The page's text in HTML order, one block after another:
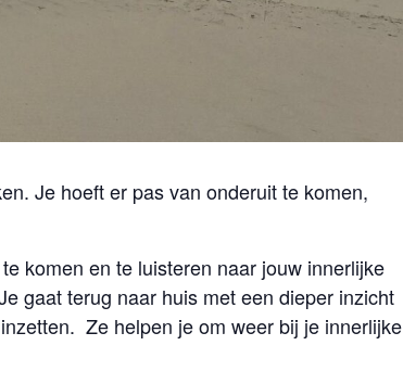
Je hoeft er pas van onderuit te komen,
komen en te luisteren naar jouw innerlijke
gaat terug naar huis met een dieper inzicht
Ze helpen je om weer bij je innerlijke